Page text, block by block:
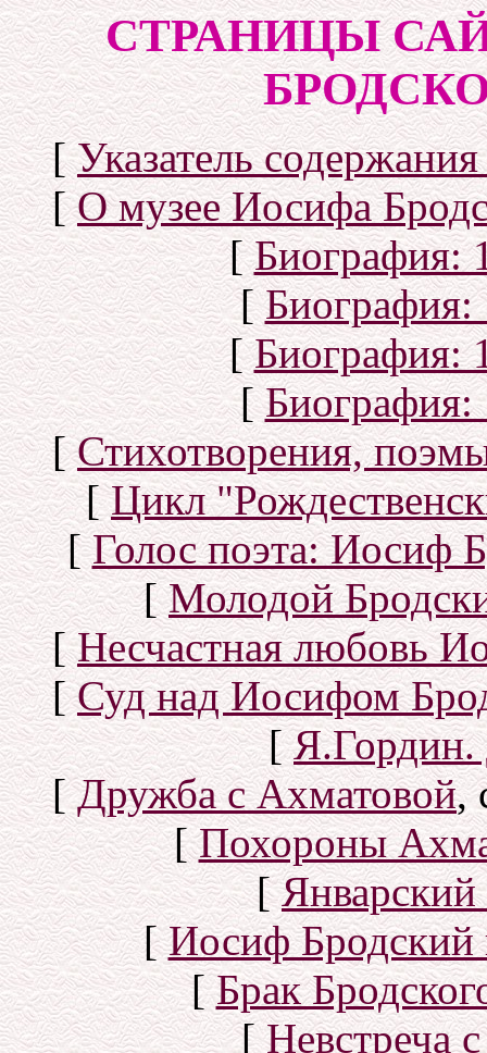
СТРАНИЦЫ
[Указатель
[О музее Иосифа
[Биография:
[Биография:
[Биография:
[Биография:
[Стихотворения,
[Цикл
[Голос поэта: Иосиф
[Молодой
[Несчастная любовь
[Суд над Иосифом
[Я.Гордин.
[Дружба с Ахматовой,
[Похороны
[Январский
[Иосиф Бродский
[Брак
[Невстреча